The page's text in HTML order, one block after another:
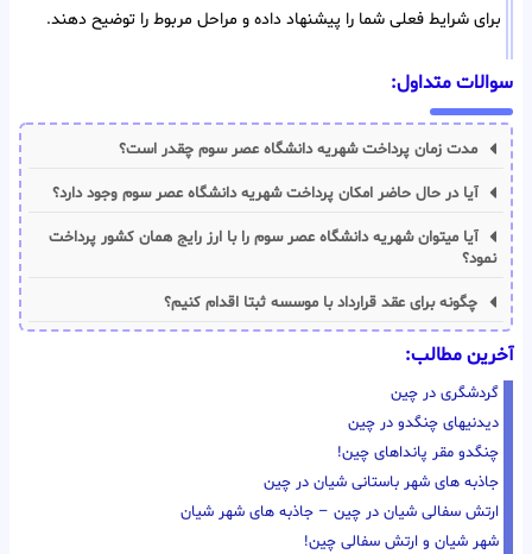
برای شرایط فعلی شما را پیشنهاد داده و مراحل مربوط را توضیح دهند.
سوالات متداول:
مدت زمان پرداخت شهریه دانشگاه عصر سوم چقدر است؟
آیا در حال حاضر امکان پرداخت شهریه دانشگاه عصر سوم وجود دارد؟
آیا میتوان شهریه دانشگاه عصر سوم را با ارز رایج همان کشور پرداخت
نمود؟
چگونه برای عقد قرارداد با موسسه ثبتا اقدام کنیم؟
آخرین مطالب:
گردشگری در چین
دیدنیهای چنگدو در چین
چنگدو مقر پانداهای چین!
جاذبه های شهر باستانی شیان در چین
ارتش سفالی شیان در چین – جاذبه های شهر شیان
شهر شیان و ارتش سفالی چین!